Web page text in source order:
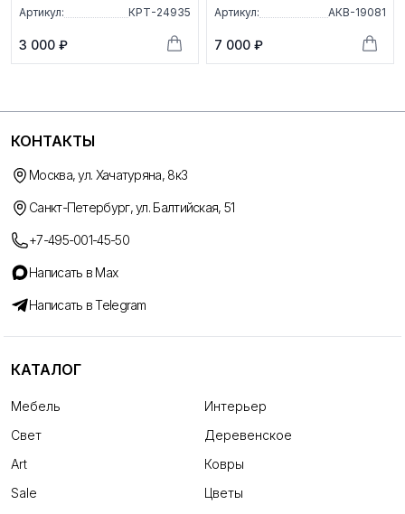
Артикул: КРТ-24935
3 000 ₽
Артикул: АКВ-19081
7 000 ₽
КОНТАКТЫ
Москва, ул. Хачатуряна, 8к3
Санкт-Петербург, ул. Балтийская, 51
+7-495-001-45-50
Написать в Max
Написать в Telegram
КАТАЛОГ
Мебель
Интерьер
Свет
Деревенское
Art
Ковры
Sale
Цветы